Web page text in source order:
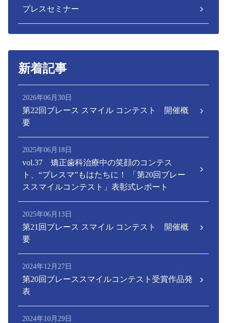
プレスセミナー
新着記事
2026年06月30日
第22回ブレース スマイル コンテスト 開催概
要
2025年06月18日
vol.37 矯正歯科治療中の笑顔のコンテス
ト、“ブレスマ”もはたちに！ 「第20回ブレー
ススマイルコンテスト」表彰式レポート
2025年06月13日
第21回ブレース スマイル コンテスト 開催概
要
2024年12月27日
第20回ブレーススマイルコンテスト受賞作品発
表
2024年10月29日